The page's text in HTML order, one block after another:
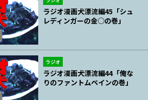
ラジオ漫画犬漂流編45「シュ
レディンガーの金○の巻」
ラジオ
ラジオ漫画犬漂流編44「俺な
りのファントムペインの巻」